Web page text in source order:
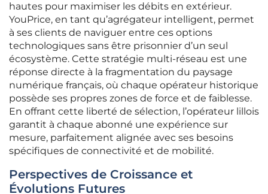
hautes pour maximiser les débits en extérieur.
YouPrice, en tant qu’agrégateur intelligent, permet
à ses clients de naviguer entre ces options
technologiques sans être prisonnier d’un seul
écosystème. Cette stratégie multi-réseau est une
réponse directe à la fragmentation du paysage
numérique français, où chaque opérateur historique
possède ses propres zones de force et de faiblesse.
En offrant cette liberté de sélection, l’opérateur lillois
garantit à chaque abonné une expérience sur
mesure, parfaitement alignée avec ses besoins
spécifiques de connectivité et de mobilité.
Perspectives de Croissance et
Évolutions Futures